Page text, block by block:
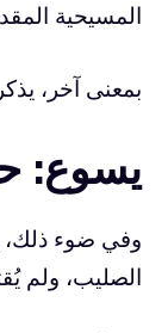
المسيحية
بمعنى آخر،
يسوع:
وفي ضوء ذلك،
الصليب، ولم